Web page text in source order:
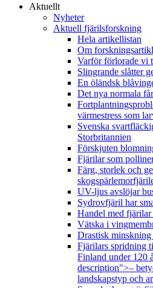
Aktuellt
Nyheter
Aktuell fjärilsforskning
Hela artikellistan
Om
Varför förlorade vi
Slingrande slåtter
En öländsk
Det nya normala
värmestress som
Svenska
Storbritannien
Förskjuten
Fjärilar som
Färg, storlek och
UV-ljus avslöjar
Sydrovfjäril har
Handel med
Vätska i
Drastisk minskning
Fjärilars spridning
Finland under 120
description">–
landskapstyp och